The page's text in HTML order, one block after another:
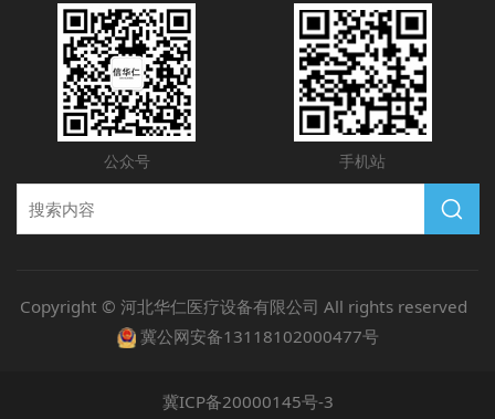
公众号 手机站
Copyright © 河北华仁医疗设备有限公司 All rights reserved
冀公网安备13118102000477号
冀ICP备20000145号-3